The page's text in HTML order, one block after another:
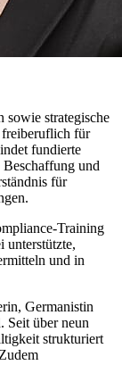
sowie strategische
für
fundierte
und
für
Training
unterstützte,
und in
Germanistin
Seit über neun
strukturiert